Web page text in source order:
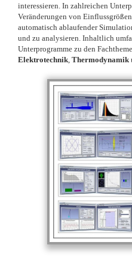
interessieren. In zahlreichen
Veränderungen von
automatisch ablaufender
und zu analysieren. Inhaltlich
Unterprogramme zu den
Elektrotechnik Thermodynamik